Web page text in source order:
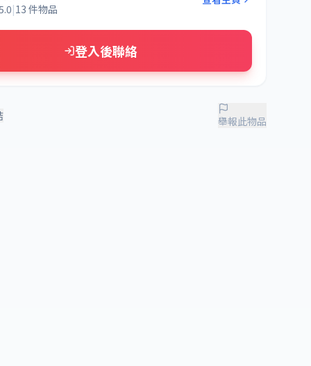
|13 件物品
登入後聯絡
舉報此物品